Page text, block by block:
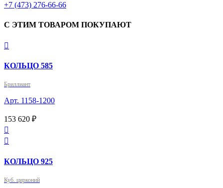
+7 (473) 276-66-66
С ЭТИМ ТОВАРОМ ПОКУПАЮТ

КОЛЬЦО 585
Бриллиант
Арт. 1158-1200
153 620 ₽


КОЛЬЦО 925
Куб. цирконий